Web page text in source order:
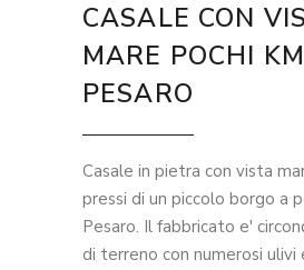
CASALE CON
MARE POCHI
PESARO
Casale in pietra con vista
pressi di un piccolo borgo a
Pesaro. Il fabbricato e'
di terreno con numerosi ulivi